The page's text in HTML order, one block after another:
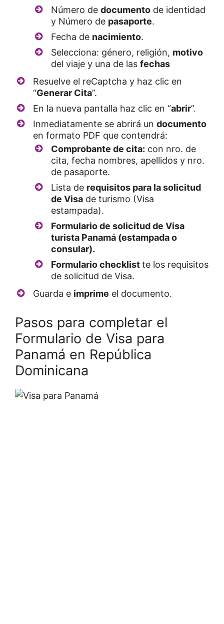
Número de documento de identidad
y Número de pasaporte.
Fecha de nacimiento.
Selecciona: género, religión, motivo
del viaje y una de las fechas
Resuelve el reCaptcha y haz clic en
“Generar Cita”.
En la nueva pantalla haz clic en “abrir”.
Inmediatamente se abrirá un documento
en formato PDF que contendrá:
Comprobante de cita: con nro. de
cita, fecha nombres, apellidos y nro.
de pasaporte.
Lista de requisitos para la solicitud
de Visa de turismo (Visa
estampada).
Formulario de solicitud de Visa
turista Panamá (estampada o
consular).
Formulario checklistte los requisitos
de solicitud de Visa.
Guarda e imprime el documento.
Pasos para completar el
Formulario de Visa para
Panamá en República
Dominicana